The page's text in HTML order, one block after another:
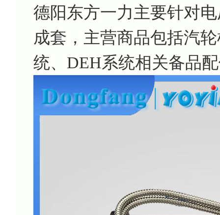
德阳东方一力主要针对
成套，主营商品包括汽
统、DEH系统相关备品